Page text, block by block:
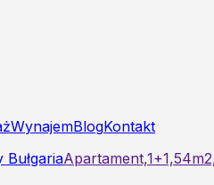
WynajemBlogKontakt